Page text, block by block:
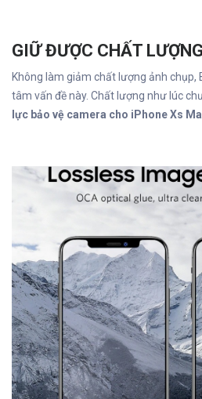
GIỮ ĐƯỢC CHẤT
Không làm giảm chất lượng ảnh chụp,
tâm vấn đề này. Chất lượng như lúc
lực bảo vệ camera cho iPhone Xs